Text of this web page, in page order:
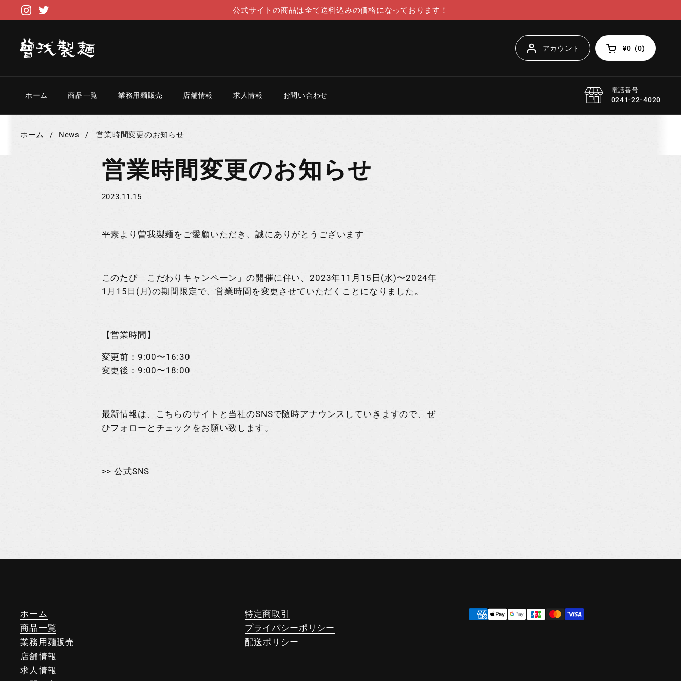
コンテンツへスキップ
Instagram
Twitter
公式サイトの商品は全て送料込みの価格になっております！
アカウント カートを開く
¥0 (0)
ホーム 商品一覧 業務用麺販売 店舗情報 求人情報 お問い合わせ
電話番号
0241-22-4020
ホーム / News / 営業時間変更のお知らせ
営業時間変更のお知らせ
2023.11.15
平素より曽我製麺をご愛顧いただき、誠にありがとうございます
このたび「こだわりキャンペーン」の開催に伴い、2023年11月15日(水)〜2024年
1月15日(月)の期間限定で、営業時間を変更させていただくことになりました。
【営業時間】
変更前： 9:00〜16:30
変更後： 9:00〜18:00
最新情報は、こちらのサイトと当社のSNSで随時アナウンスしていきますので、ぜ
ひフォローとチェックをお願い致します。
>>公式SNS
ホーム
商品一覧
業務用麺販売
店舗情報
求人情報
特定商取引
プライバシーポリシー
配送ポリシー